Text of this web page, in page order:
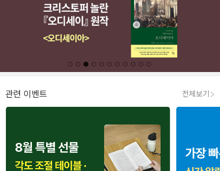
관련 이벤트 전체보기